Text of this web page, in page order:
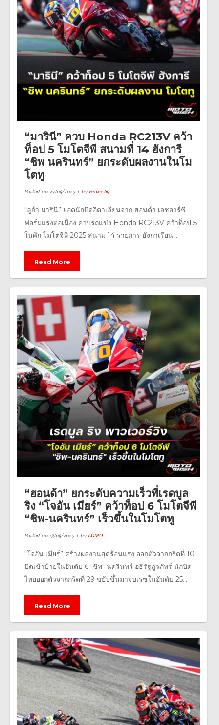
“มารินี” ควบ Honda RC213V คว้า
ท็อป 5 โมโตจีพี สนามที่ 14 ฮังการี
“ชิพ นครินทร์” ยกระดับผลงานในโม
โตทู
Posted on27/08/2025 byRider 69
“ลูก้า มารินี” ยอดนักบิดอิตาเลียนจาก ฮอนด้า เอชอาร์ซี
ฟอร์มแรงต่อเนื่อง ควบรถแข่ง Honda RC213V คว้าท็อป 5
ในศึก โมโตจีพี 2025 สนาม 14 รายการ ฮังกาเรียน...
Read More
“ฮอนด้า” ยกระดับความเร็วที่เรดบูล
ริง “โจอัน เมียร์” คว้าท็อป 6 โมโตจีพี
“ชิพ-นครินทร์” เร็วขึ้นในโมโตทู
Posted on18/08/2025 byLOMO
“โจอัน เมียร์” สร้างผลงานสุดร้อนแรง ออกตัวจากกริดที่ 10
บิดเข้าป้ายในอันดับ 6 "ชิพ" นครินทร์ อธิรัฐภูวภัทร์ นักบิด
ไทยออกตัวจากกริดที่ 29 ขยับขึ้นมาจบเรซในอันดับ 25...
Read More